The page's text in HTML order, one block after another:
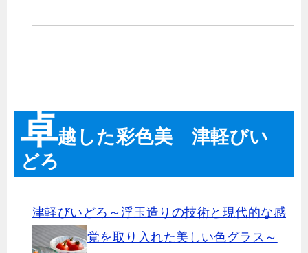
卓越した彩色美 津軽びい
どろ
津軽びいどろ～浮玉造りの技術と現代的な感
覚を取り入れた美しい色グラス～